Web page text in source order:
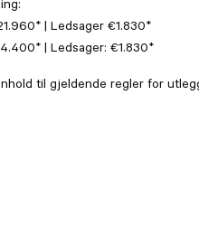
| Ledsager €1.830*
| Ledsager: €1.830*
til gjeldende regler for